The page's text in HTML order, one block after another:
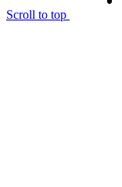
Scroll to top